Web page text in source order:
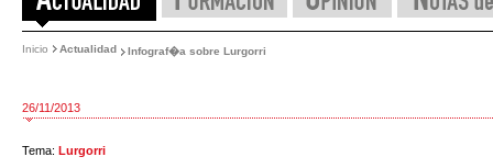
Inicio Actualidad Infograf�a sobre Lurgorri
26/11/2013
Tema: Lurgorri